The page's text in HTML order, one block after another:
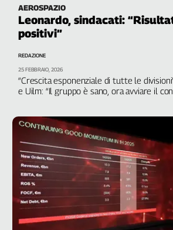
Speciali
G8
della
120
anni
Cgil
Collettiva
Academy
Collettiva
Play
Rubriche
AEROSPAZIO
Leonardo, sindacati:
positivi”
“Crescita esponenziale di tutte le
e Uilm: “Il gruppo è sano, ora avviare il
REDAZIONE
25 FEBBRAIO, 2026